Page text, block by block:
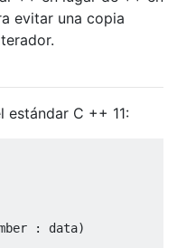
evitar una copia
estándar C ++ 11:
: data)